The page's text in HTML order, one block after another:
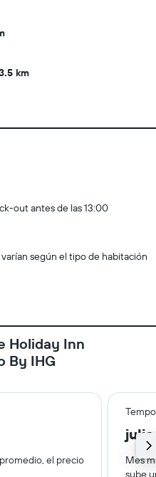
km
out antes de las 13:00
según el tipo de habitación
Holiday Inn
By IHG
julio
el precio
Mes
sube